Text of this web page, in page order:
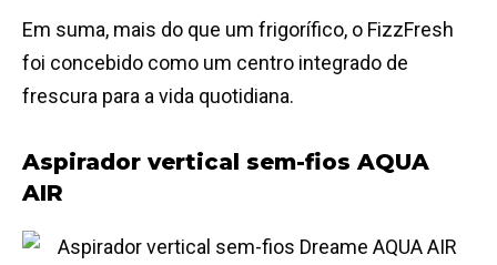
Em suma, mais do que um frigorífico, o FizzFresh
foi concebido como um centro integrado de
frescura para a vida quotidiana.
Aspirador vertical sem-fios AQUA
AIR